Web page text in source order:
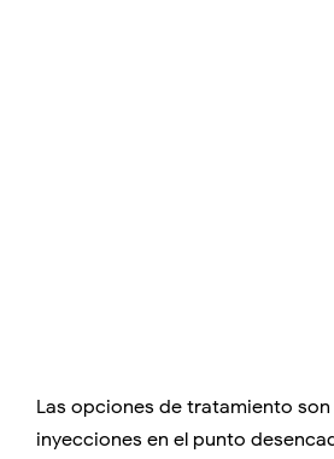
Las opciones de tratamiento
inyecciones en el punto